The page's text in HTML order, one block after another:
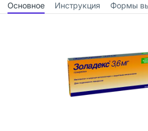
Основное Инструкция Формы